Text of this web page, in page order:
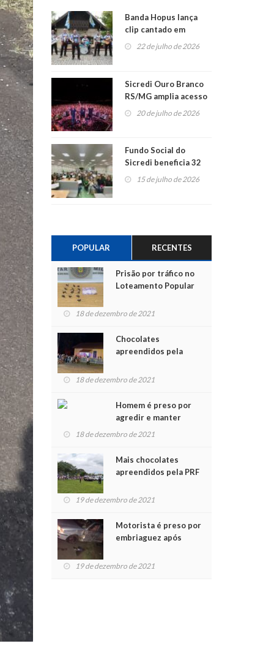
Banda Hopus lança
clip cantado em
alemão e inglês
22 de julho de 2026
Sicredi Ouro Branco
RS/MG amplia acesso
ao show dos 45 anos
para mais associados
20 de julho de 2026
Fundo Social do
Sicredi beneficia 32
projetos em
15 de julho de 2026
POPULAR RECENTES
Prisão por tráfico no
Loteamento Popular
18 de dezembro de 2021
Chocolates
apreendidos pela
para crianças na
18 de dezembro de 2021
Homem é preso por
agredir e manter
mulher em cárcere
18 de dezembro de 2021
Mais chocolates
apreendidos pela PRF
crianças no Natal
19 de dezembro de 2021
Motorista é preso por
embriaguez após
feridos
19 de dezembro de 2021